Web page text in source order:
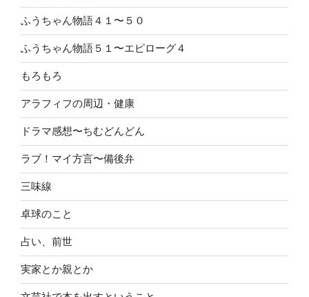
ふうちゃん物語４１〜５０
ふうちゃん物語５１〜エピローグ４
もろもろ
アラフィフの周辺・健康
ドラマ感想〜ちむどんどん
ラブ！マイ方言〜備後弁
三味線
卓球のこと
占い、前世
実家とか親とか